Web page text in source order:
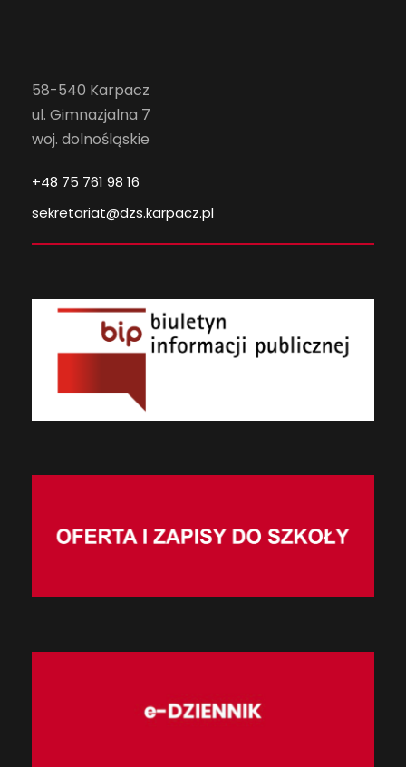
58-540 Karpacz
ul. Gimnazjalna 7
woj. dolnośląskie
+48 75 761 98 16
sekretariat@dzs.karpacz.pl